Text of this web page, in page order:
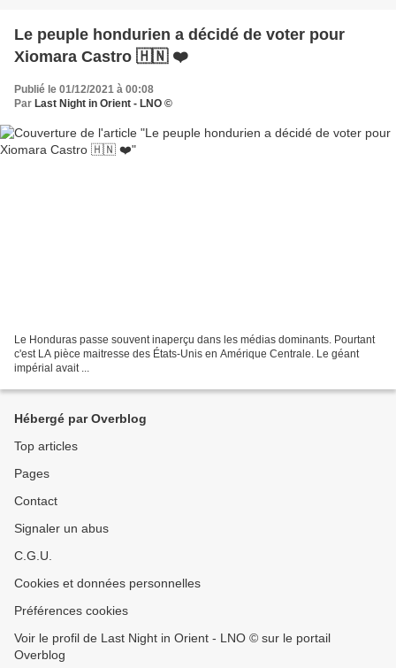
Le peuple hondurien a décidé de voter pour
Xiomara Castro 🇭🇳 ❤️
Publié le 01/12/2021 à 00:08
Par Last Night in Orient - LNO ©
Le Honduras passe souvent inaperçu dans les médias dominants. Pourtant
c'est LA pièce maitresse des États-Unis en Amérique Centrale. Le géant
impérial avait ...
Hébergé par Overblog
Top articles
Pages
Contact
Signaler un abus
C.G.U.
Cookies et données personnelles
Préférences cookies
Voir le profil de Last Night in Orient - LNO © sur le portail
Overblog